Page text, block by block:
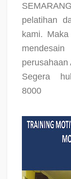
pelatihan
kami.
perusahaan
Segera
8000